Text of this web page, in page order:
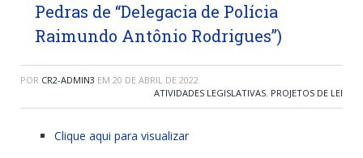
Pedras de “Delegacia de Polícia
Raimundo Antônio Rodrigues”)
POR CR2-ADMIN3 EM 20 DE ABRIL DE 2022
ATIVIDADES LEGISLATIVAS, PROJETOS DE LEI
Clique aqui para visualizar